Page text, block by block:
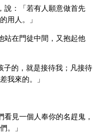
說：「若有人願意做首先
用人。」
站在門徒中間，又抱起他
子的，就是接待我；凡接待
我來的。」
見一個人奉你的名趕鬼，
。」